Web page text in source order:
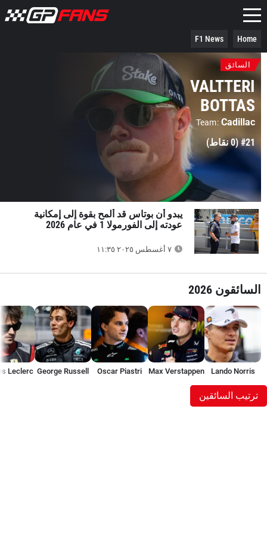
Home
F1 News
يبدو أن بوتاس قد ألمح بقوة إلى إمكانية
عودته إلى الفورمولا 1 في عام 2026
٧ أغسطس ٢٠٢٥ ١١:٣٥
السائق
VALTTERI
BOTTAS
Team Cadillac
#21 (0 نقاط)
السائقون 2026
Lando Norris
Max Verstappen
Oscar Piastri
George Russell
Leclerc
ترتيب السائقين